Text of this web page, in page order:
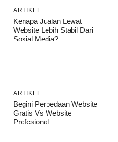
ARTIKEL
Kenapa Jualan Lewat
Website Lebih Stabil Dari
Sosial Media?
ARTIKEL
Begini Perbedaan Website
Gratis Vs Website
Profesional